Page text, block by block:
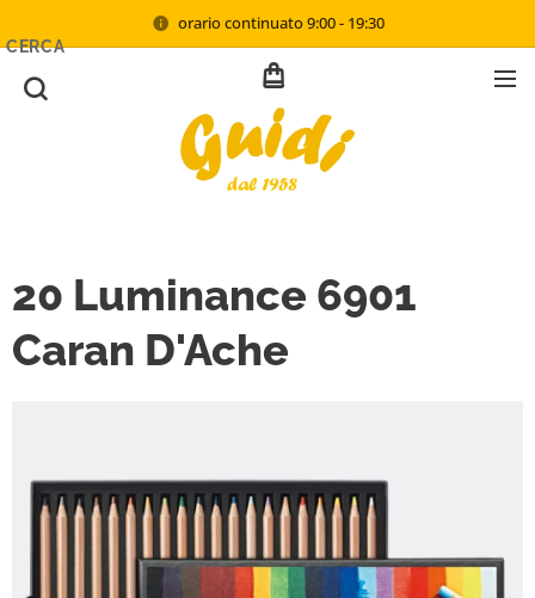
orario continuato 9:00 - 19:30
CERCA
20 Luminance 6901
Caran D'Ache